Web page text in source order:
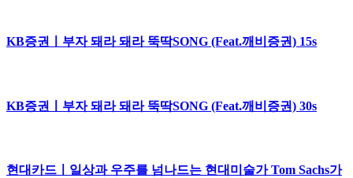
KB증권ㅣ부자 돼라 돼라 뚝딱SONG (Feat.깨비증권) 15s
KB증권ㅣ부자 돼라 돼라 뚝딱SONG (Feat.깨비증권) 30s
현대카드ㅣ일상과 우주를 넘나드는 현대미술가 Tom Sachs가